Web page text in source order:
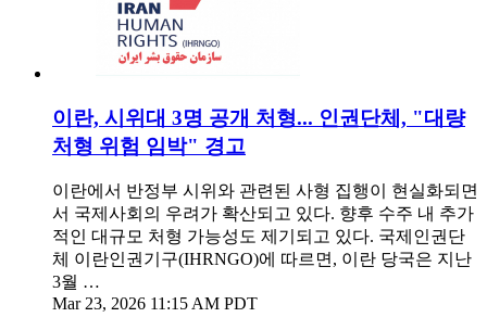
이란, 시위대 3명 공개 처형... 인권단체, "대량
처형 위험 임박" 경고
이란에서 반정부 시위와 관련된 사형 집행이 현실화되면
서 국제사회의 우려가 확산되고 있다. 향후 수주 내 추가
적인 대규모 처형 가능성도 제기되고 있다. 국제인권단
체 이란인권기구(IHRNGO)에 따르면, 이란 당국은 지난
3월 …
Mar 23, 2026 11:15 AM PDT